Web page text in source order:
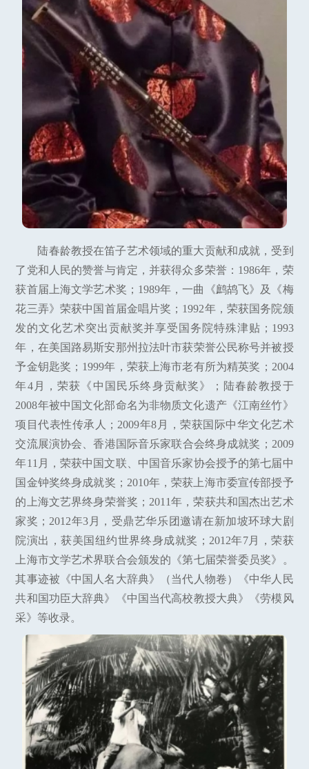
陆春龄教授在笛子艺术领域的重大贡献和成就，受到
了党和人民的赞誉与肯定，并获得众多荣誉：1986年，荣
获首届上海文学艺术奖；1989年，一曲《鹧鸪飞》及《梅
花三弄》荣获中国首届金唱片奖；1992年，荣获国务院颁
发的文化艺术突出贡献奖并享受国务院特殊津贴；1993
年，在美国路易斯安那州拉法叶市获荣誉公民称号并被授
予金钥匙奖；1999年，荣获上海市老有所为精英奖；2004
年4月，荣获《中国民乐终身贡献奖》；陆春龄教授于
2008年被中国文化部命名为非物质文化遗产《江南丝竹》
项目代表性传承人；2009年8月，荣获国际中华文化艺术
交流展演协会、香港国际音乐家联合会终身成就奖；2009
年11月，荣获中国文联、中国音乐家协会授予的第七届中
国金钟奖终身成就奖；2010年，荣获上海市委宣传部授予
的上海文艺界终身荣誉奖；2011年，荣获共和国杰出艺术
家奖；2012年3月，受鼎艺华乐团邀请在新加坡环球大剧
院演出，获美国纽约世界终身成就奖；2012年7月，荣获
上海市文学艺术界联合会颁发的《第七届荣誉委员奖》。
其事迹被《中国人名大辞典》（当代人物卷）《中华人民
共和国功臣大辞典》《中国当代高校教授大典》《劳模风
采》等收录。